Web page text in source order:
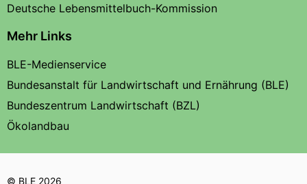
Deutsche Lebensmittelbuch-Kommission
Mehr Links
BLE-Medienservice
Bundesanstalt für Landwirtschaft und Ernährung (BLE)
Bundeszentrum Landwirtschaft (BZL)
Ökolandbau
© BLE 2026